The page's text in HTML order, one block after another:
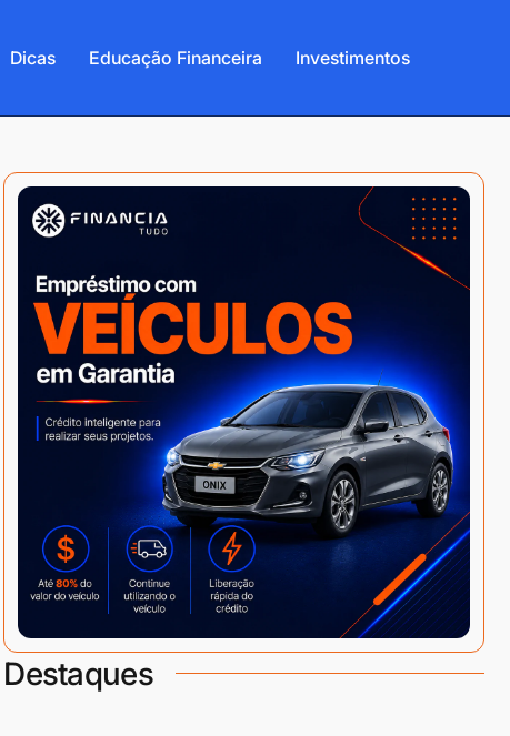
Dicas Educação Financeira Investimentos
Destaques